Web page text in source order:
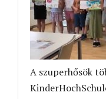
A szuperhősök